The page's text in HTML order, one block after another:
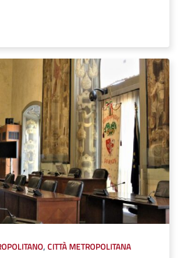
, CITTÀ METROPOLITANA